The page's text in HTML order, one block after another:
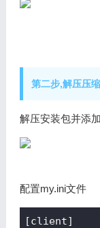
第二步,解压压
解压安装包并添
配置my.ini文件
[client]